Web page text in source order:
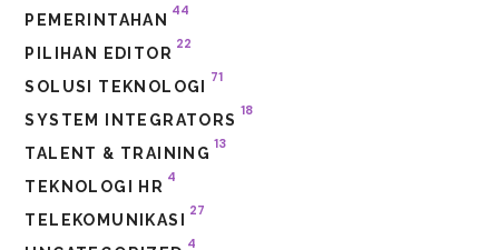
PEMERINTAHAN
44
PILIHAN EDITOR
22
SOLUSI TEKNOLOGI
71
SYSTEM INTEGRATORS
18
TALENT & TRAINING
13
TEKNOLOGI HR
4
TELEKOMUNIKASI
27
4